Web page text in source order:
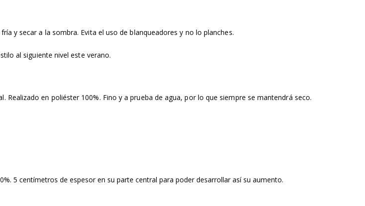
y secar a la sombra. Evita el uso de blanqueadores y no lo planches.​
al siguiente nivel este verano.
en poliéster 100%. Fino y a prueba de agua, por lo que siempre se mantendrá seco.
5 centímetros de espesor en su parte central para poder desarrollar así su aumento.